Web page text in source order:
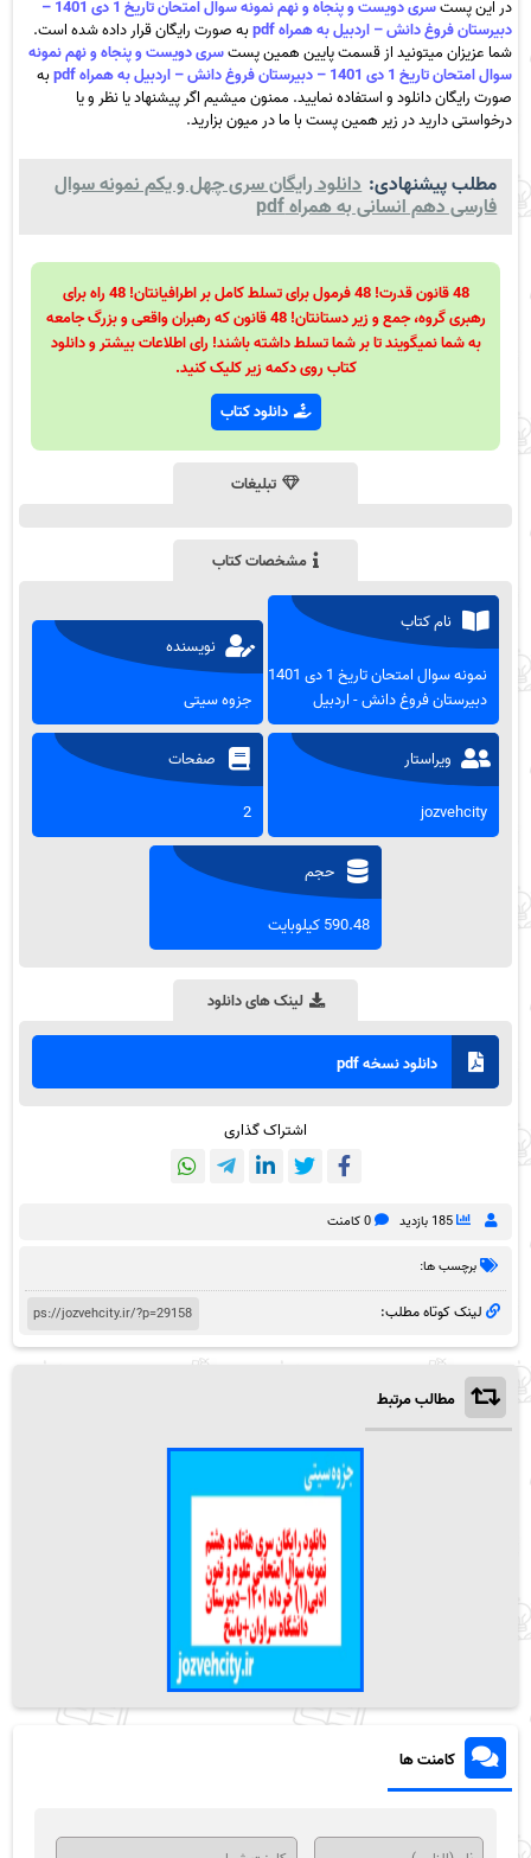
در این پست
سری دویست و پنجاه و نهم نمونه سوال امتحان تاریخ 1 دی 1401 –
دبیرستان فروغ دانش – اردبیل به همراه pdf
به صورت رایگان قرار داده شده است.
شما عزیزان میتونید از قسمت پایین همین پستسری دویست و پنجاه و نهم نمونه
سوال امتحان تاریخ 1 دی 1401 – دبیرستان فروغ دانش – اردبیل به همراه pdf
به
صورت رایگان دانلود و استفاده نمایید. ممنون میشیم اگر پیشنهاد یا نظر و یا
درخواستی دارید در زیر همین پست با ما در میون بزارید.
مطلب پیشنهادی: دانلود رایگان سری چهل و یکم نمونه سوال
فارسی دهم انسانی به همراه pdf
48 قانون قدرت! 48 فرمول برای تسلط کامل بر اطرافیانتان! 48 راه برای
رهبری گروه، جمع و زیر دستانتان! 48 قانون که رهبران واقعی و بزرگ جامعه
به شما نمیگویند تا بر شما تسلط داشته باشند! رای اطلاعات بیشتر و دانلود
کتاب روی دکمه زیر کلیک کنید.
دانلود کتاب
تبلیغات
مشخصات کتاب
نام کتاب
نمونه سوال امتحان تاریخ 1 دی 1401 -
دبیرستان فروغ دانش - اردبیل
نویسنده
جزوه سیتی
ویراستار
jozvehcity
صفحات
2
حجم
590.48 کیلوبایت
لینک های دانلود
دانلود نسخه pdf
اشتراک گذاری
185 بازدید 0 کامنت
برچسب ها:
لینک کوتاه مطلب:
مطالب مرتبط
کامنت ها